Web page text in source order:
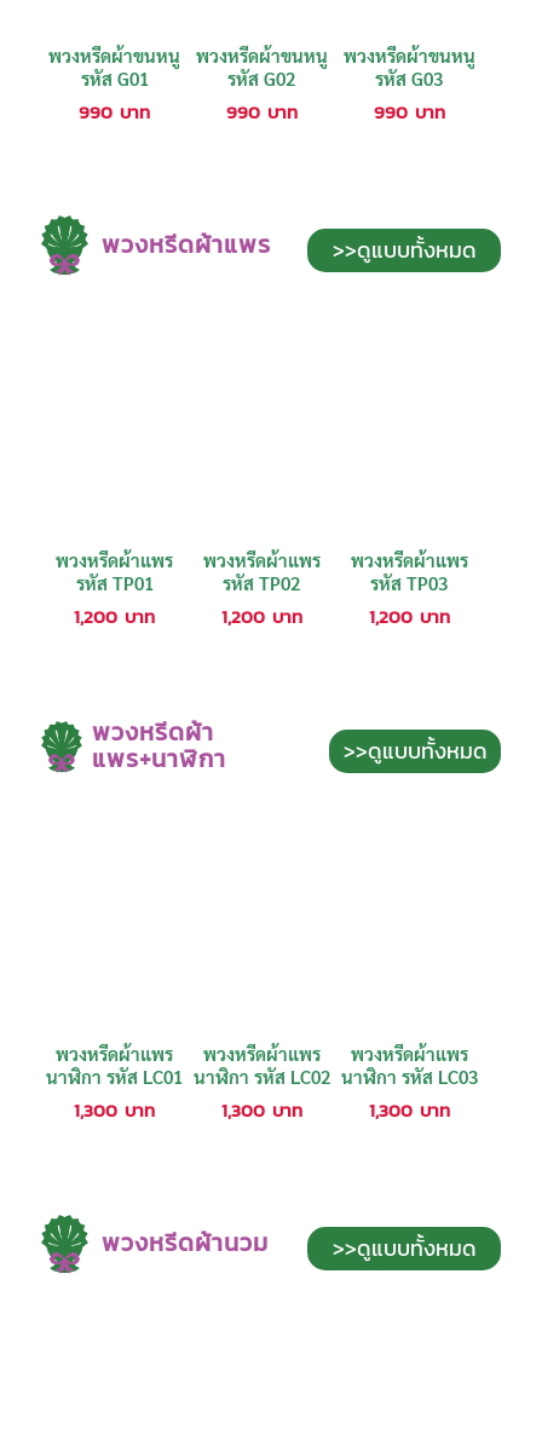
พวงหรีดผ้าขนหนู
รหัส G01
990 บาท
พวงหรีดผ้าขนหนู
รหัส G02
990 บาท
พวงหรีดผ้าขนหนู
รหัส G03
990 บาท
พวงหรีดผ้าแพร >>ดูแบบทั้งหมด
พวงหรีดผ้าแพร
รหัส TP01
1,200 บาท
พวงหรีดผ้าแพร
รหัส TP02
1,200 บาท
พวงหรีดผ้าแพร
รหัส TP03
1,200 บาท
พวงหรีดผ้า
แพร+นาฬิกา >>ดูแบบทั้งหมด
พวงหรีดผ้าแพร
นาฬิกา รหัส LC01
1,300 บาท
พวงหรีดผ้าแพร
นาฬิกา รหัส LC02
1,300 บาท
พวงหรีดผ้าแพร
นาฬิกา รหัส LC03
1,300 บาท
พวงหรีดผ้านวม >>ดูแบบทั้งหมด